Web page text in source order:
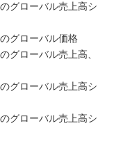
グローバル売上高シ
グローバル価格
グローバル売上高、
グローバル売上高シ
グローバル売上高シ